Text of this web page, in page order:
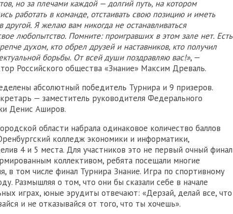
но за плечами каждой — долгий путь, на котором
работать в команде, отстаивать свою позицию и иметь
другой. Я желаю вам никогда не останавливаться
любопытство. Помните: проигравших в этом зале нет. Есть
духом, кто обрел друзей и наставников, кто получил
борьбы. От всей души поздравляю вас!», —
Российского общества «Знание» Максим Древаль.
абсолютный победитель Турнира и 9 призеров.
— заместитель руководителя Федерального
Денис Аширов.
области набрала одинаковое количество баллов
колледж экономики и информатики,
4 и 5 места. Для участников это не первый очный финал
коллективом, ребята посещали многие
в том числе финал Турнира Знание. Игра по спортивному
Размышляя о том, что они бы сказали себе в начале
играх, юные эрудиты отвечают: «Дерзай, делай все, что
и не отказывайся от того, что ты хочешь».